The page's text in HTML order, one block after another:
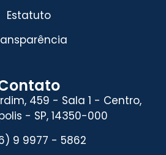
Estatuto
459 - Sala 1 - Centro,
- SP, 14350-000
9 9977 - 5862